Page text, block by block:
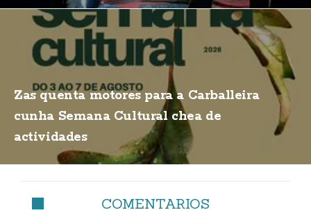
Zas quenta motores para a Carballeira
cunha Semana Cultural chea de
actividades
COMENTARIOS